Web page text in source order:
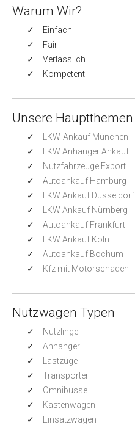
Warum Wir?
Einfach
Fair
Verlässlich
Kompetent
Unsere Hauptthemen
LKW-Ankauf München
LKW Anhänger Ankauf
Nutzfahrzeuge Export
Autoankauf Hamburg
LKW Ankauf Düsseldorf
LKW Ankauf Nürnberg
Autoankauf Frankfurt
LKW Ankauf Köln
Autoankauf Bochum
Kfz mit Motorschaden
Nutzwagen Typen
Nützlinge
Anhänger
Lastzüge
Transporter
Omnibusse
Kastenwagen
Einsatzwagen